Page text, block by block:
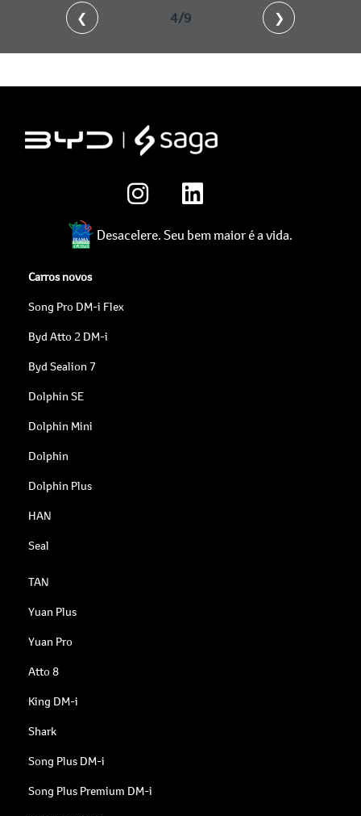
❮ 4/9 ❯
Desacelere. Seu bem maior é a vida.
Carros novos
Song Pro DM-i Flex
Byd Atto 2 DM-i
Byd Sealion 7
Dolphin SE
Dolphin Mini
Dolphin
Dolphin Plus
HAN
Seal
TAN
Yuan Plus
Yuan Pro
Atto 8
King DM-i
Shark
Song Plus DM-i
Song Plus Premium DM-i